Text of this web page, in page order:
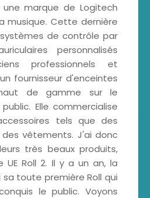
marque de Logitech
musique. Cette dernière
de contrôle par
personnalisés
professionnels et
fournisseur d'enceintes
de gamme sur le
Elle commercialise
tels que des
vêtements. J'ai donc
très beaux produits,
UE Roll 2. Il y a un an, la
toute première Roll qui
le public. Voyons